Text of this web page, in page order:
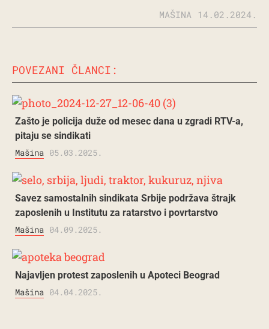
MAŠINA 14.02.2024.
POVEZANI ČLANCI:
Zašto je policija duže od mesec dana u zgradi RTV-a,
pitaju se sindikati
Mašina 05.03.2025.
Savez samostalnih sindikata Srbije podržava štrajk
zaposlenih u Institutu za ratarstvo i povrtarstvo
Mašina 04.09.2025.
Najavljen protest zaposlenih u Apoteci Beograd
Mašina 04.04.2025.